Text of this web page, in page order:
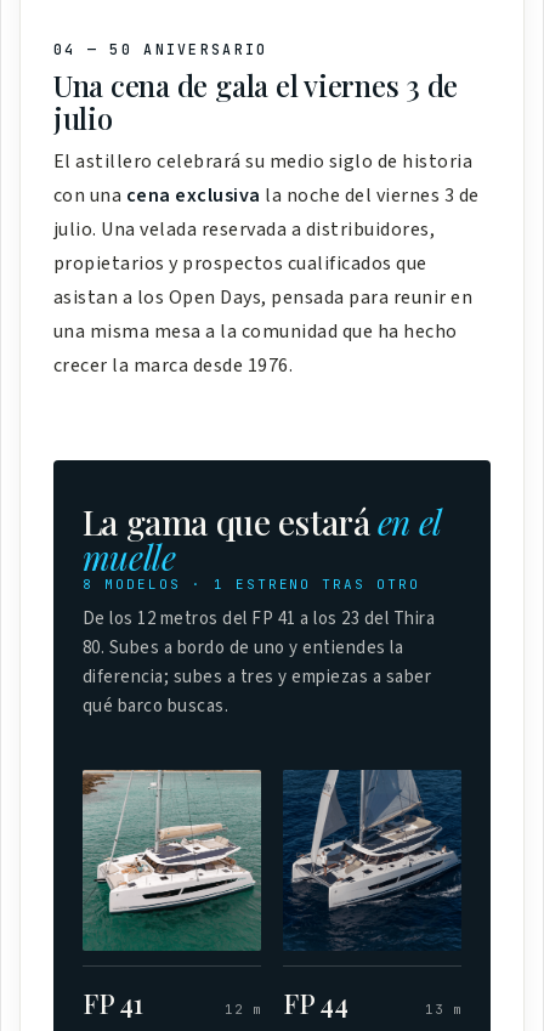
04 — 50 ANIVERSARIO
Una cena de gala el viernes 3 de
julio
El astillero celebrará su medio siglo de historia
con una cena exclusiva la noche del viernes 3 de
julio. Una velada reservada a distribuidores,
propietarios y prospectos cualificados que
asistan a los Open Days, pensada para reunir en
una misma mesa a la comunidad que ha hecho
crecer la marca desde 1976.
La gama que estaráen el
muelle
8 MODELOS · 1 ESTRENO TRAS OTRO
De los 12 metros del FP 41 a los 23 del Thira
80. Subes a bordo de uno y entiendes la
diferencia; subes a tres y empiezas a saber
qué barco buscas.
FP 41 12 m FP 44 13 m